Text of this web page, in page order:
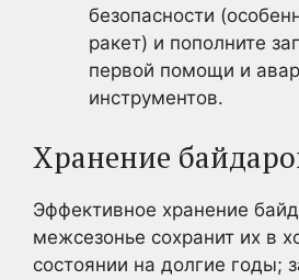
безопасности
ракет) и пополните
первой помощи и
инструментов.
Хранение
Эффективное хранение
межсезонье сохранит их в
состоянии на долгие годы;